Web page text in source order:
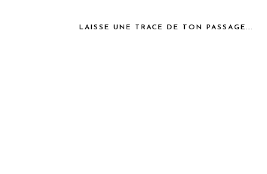
LAISSE UNE TRACE DE TON PASSAGE...